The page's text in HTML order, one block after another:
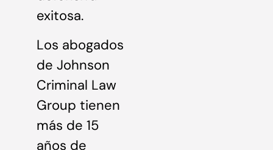
exitosa.
Los abogados
de Johnson
Criminal Law
Group tienen
más de 15
años de